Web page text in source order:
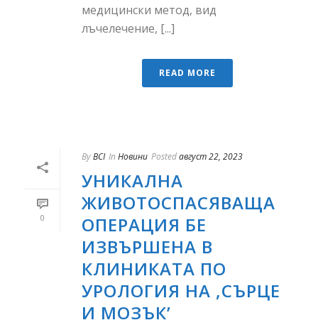
медицински метод, вид
лъчелечение, [...]
READ MORE
0
ByBCI In Новини Postedавгуст 22, 2023
УНИКАЛНА
ЖИВОТОСПАСЯВАЩА
ОПЕРАЦИЯ БЕ
ИЗВЪРШЕНА В
КЛИНИКАТА ПО
УРОЛОГИЯ НА ,СЪРЦЕ
И MОЗЪК’